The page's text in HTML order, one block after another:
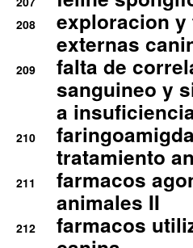
208
exploracion
externas
209
falta de
sanguineo y
a
210
tratamiento
211
farmacos
animales II
212
farmacos